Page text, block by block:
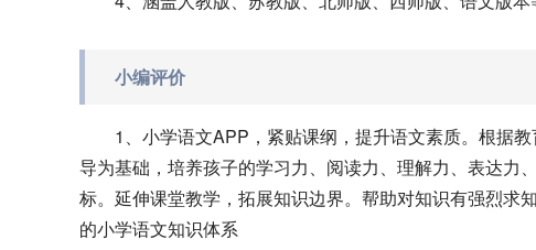
小编评价
1、小学语文APP，紧贴课纲，提升语文素质。根据
导为基础，培养孩子的学习力、阅读力、理解力、表达力
标。延伸课堂教学，拓展知识边界。帮助对知识有强烈求
的小学语文知识体系